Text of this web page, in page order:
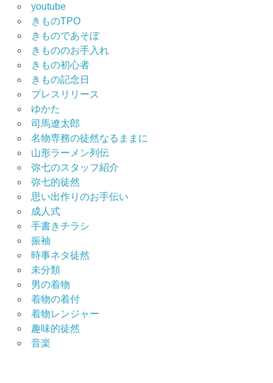
youtube
きものTPO
きものであそぼ
きもののお手入れ
きもの初心者
きもの記念日
プレスリリース
ゆかた
司馬遼太郎
名物専務の徒然なるままに
山形ラーメン列伝
弥七のスタッフ紹介
弥七的徒然
思い出作りのお手伝い
成人式
手書きチラシ
振袖
時事ネタ徒然
未分類
男の着物
着物の着付
着物レンジャー
趣味的徒然
音楽